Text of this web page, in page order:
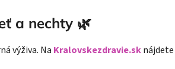
a nechty 🌿
výživa. Na Kralovskezdravie.sk